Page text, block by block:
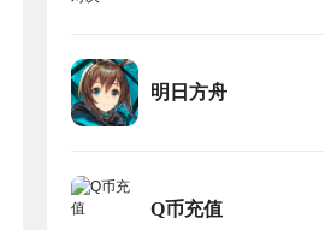
明日方舟
Q币充值